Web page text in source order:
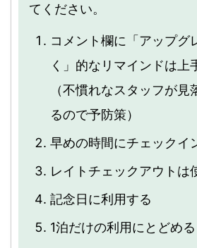
てください。
コメント欄に「アップグ
く」的なリマインドは上
（不慣れなスタッフが見
るので予防策）
早めの時間にチェックイ
レイトチェックアウトは
記念日に利用する
1泊だけの利用にとどめる